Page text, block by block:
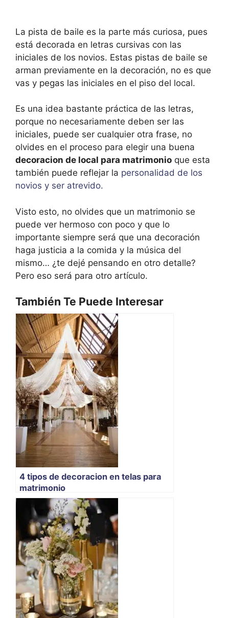
La pista de baile es la parte más curiosa, pues
está decorada en letras cursivas con las
iniciales de los novios. Estas pistas de baile se
arman previamente en la decoración, no es que
vas y pegas las iniciales en el piso del local.
Es una idea bastante práctica de las letras,
porque no necesariamente deben ser las
iniciales, puede ser cualquier otra frase, no
olvides en el proceso para elegir una buena
decoracion de local para matrimonio que esta
también puede reflejar la personalidad de los
novios y ser atrevido.
Visto esto, no olvides que un matrimonio se
puede ver hermoso con poco y que lo
importante siempre será que una decoración
haga justicia a la comida y la música del
mismo… ¿te dejé pensando en otro detalle?
Pero eso será para otro artículo.
También Te Puede Interesar
4 tipos de decoracion en telas para
matrimonio